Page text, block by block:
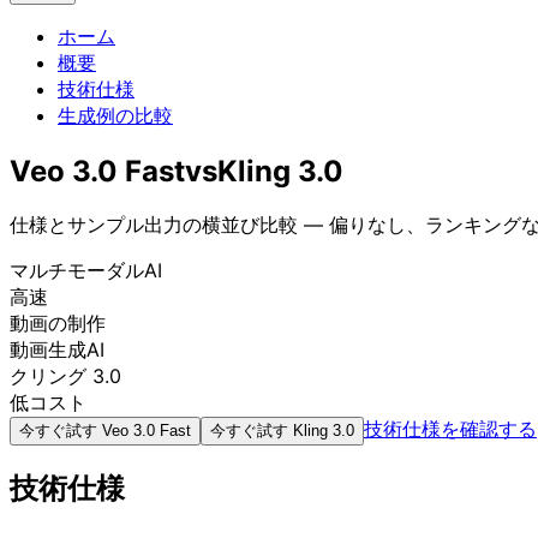
ホーム
概要
技術仕様
生成例の比較
Veo 3.0 FastvsKling 3.0
仕様とサンプル出力の横並び比較 — 偏りなし、ランキング
マルチモーダルAI
高速
動画の制作
動画生成AI
クリング 3.0
低コスト
今すぐ試す Veo 3.0 Fast 今すぐ試す Kling 3.0 技術仕様を確認する
技術仕様